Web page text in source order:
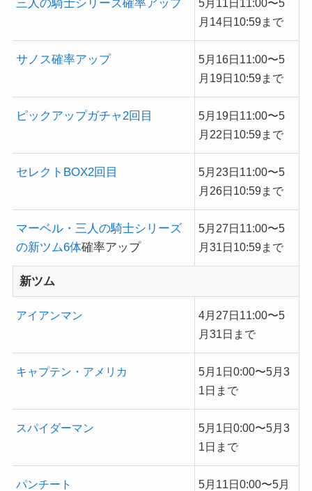
5月11日11:00〜5
月14日10:59まで
サノス確率アップ
5月16日11:00〜5
月19日10:59まで
ピックアップガチャ2回目
5月19日11:00〜5
月22日10:59まで
セレクトBOX2回目
5月23日11:00〜5
月26日10:59まで
マーベル・三人の騎士シリーズ
の新ツム6体確率アップ
5月27日11:00〜5
月31日10:59まで
新ツム
アイアンマン
4月27日11:00〜5
月31日まで
キャプテン・アメリカ
5月1日0:00〜5月3
1日まで
スパイダーマン
5月1日0:00〜5月3
1日まで
パンチート
5月11日0:00〜5月